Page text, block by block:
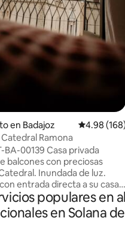
en Badajoz
4.98
Catedral Ramona
Casa privada
balcones con preciosas
Inundada de luz.
más en todo el
y tranquilidad .
para trabajar
populares en
en Solana